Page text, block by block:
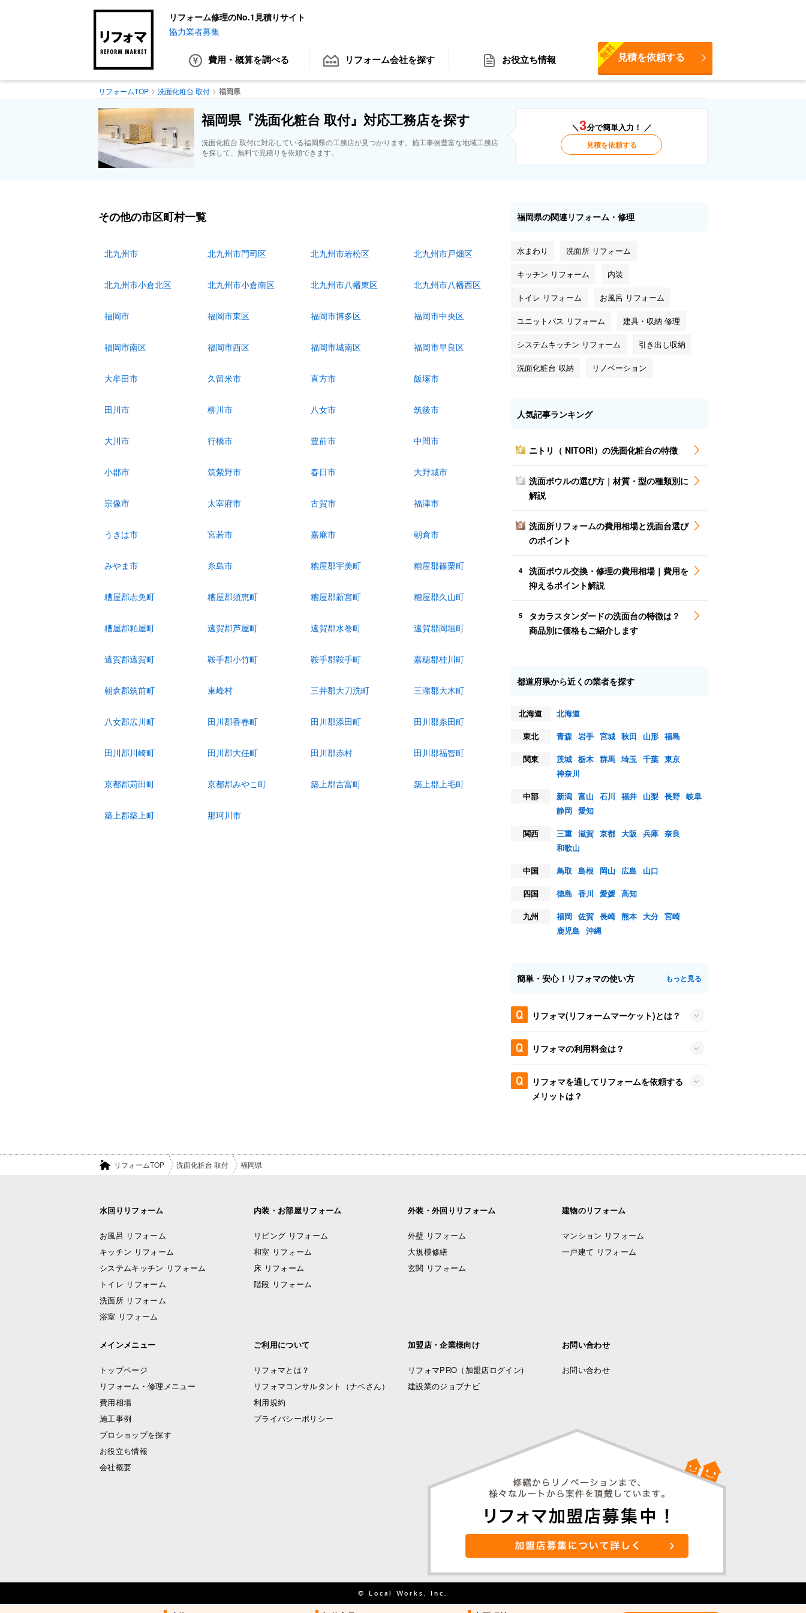
リフォーム修理のNo.1見積りサイト
協力業者募集
費用・概算を調べる リフォーム会社を探す お役立ち情報 見積を依頼する
無料
リフォームTOP 洗面化粧台 取付 福岡県
福岡県『洗面化粧台 取付』対応工務店を探す
洗面化粧台 取付に対応している福岡県の工務店が見つかります。施工事例豊富な地域工務店
を探して、無料で見積りを依頼できます。
＼3分で簡単入力！ ／
見積を依頼する
その他の市区町村一覧
北九州市 北九州市門司区 北九州市若松区 北九州市戸畑区
北九州市小倉北区 北九州市小倉南区 北九州市八幡東区 北九州市八幡西区
福岡市 福岡市東区 福岡市博多区 福岡市中央区
福岡市南区 福岡市西区 福岡市城南区 福岡市早良区
大牟田市 久留米市 直方市 飯塚市
田川市 柳川市 八女市 筑後市
大川市 行橋市 豊前市 中間市
小郡市 筑紫野市 春日市 大野城市
宗像市 太宰府市 古賀市 福津市
うきは市 宮若市 嘉麻市 朝倉市
みやま市 糸島市 糟屋郡宇美町 糟屋郡篠栗町
糟屋郡志免町 糟屋郡須恵町 糟屋郡新宮町 糟屋郡久山町
糟屋郡粕屋町 遠賀郡芦屋町 遠賀郡水巻町 遠賀郡岡垣町
遠賀郡遠賀町 鞍手郡小竹町 鞍手郡鞍手町 嘉穂郡桂川町
朝倉郡筑前町 東峰村 三井郡大刀洗町 三潴郡大木町
八女郡広川町 田川郡香春町 田川郡添田町 田川郡糸田町
田川郡川崎町 田川郡大任町 田川郡赤村 田川郡福智町
京都郡苅田町 京都郡みやこ町 築上郡吉富町 築上郡上毛町
築上郡築上町 那珂川市
福岡県の関連リフォーム・修理
水まわり 洗面所 リフォーム
キッチン リフォーム 内装
トイレ リフォーム お風呂 リフォーム
ユニットバス リフォーム 建具・収納 修理
システムキッチン リフォーム 引き出し収納
洗面化粧台 収納 リノベーション
人気記事ランキング
1 ニトリ（ NITORI）の洗面化粧台の特徴
2
洗面ボウルの選び方｜材質・型の種類別に
解説
3
洗面所リフォームの費用相場と洗面台選び
のポイント
4
洗面ボウル交換・修理の費用相場｜費用を
抑えるポイント解説
5
タカラスタンダードの洗面台の特徴は？
商品別に価格もご紹介します
都道府県から近くの業者を探す
北海道
北海道
東北
青森 岩手 宮城 秋田 山形 福島
関東
茨城 栃木 群馬 埼玉 千葉 東京
神奈川
中部
新潟 富山 石川 福井 山梨 長野 岐阜
静岡 愛知
関西
三重 滋賀 京都 大阪 兵庫 奈良
和歌山
中国
鳥取 島根 岡山 広島
山口
四国
徳島 香川 愛媛 高知
九州
福岡 佐賀 長崎 熊本 大分 宮崎
鹿児島 沖縄
簡単・安心！リフォマの使い方 もっと見る
リフォマ(リフォームマーケット)とは？
リフォマの利用料金は？
リフォマを通してリフォームを依頼する
メリットは？
リフォームTOP 洗面化粧台 取付 福岡県
水回りリフォーム
お風呂 リフォーム
キッチン リフォーム
システムキッチン リフォーム
トイレ リフォーム
洗面所 リフォーム
浴室 リフォーム
内装・お部屋リフォーム
リビング リフォーム
和室 リフォーム
床 リフォーム
階段 リフォーム
外装・外回りリフォーム
外壁 リフォーム
大規模修繕
玄関 リフォーム
建物のリフォーム
マンション リフォーム
一戸建て リフォーム
メインメニュー
トップページ
リフォーム・修理メニュー
費用相場
施工事例
プロショップを探す
お役立ち情報
会社概要
ご利用について
リフォマとは？
リフォマコンサルタント（ナベさん）
利用規約
プライバシーポリシー
加盟店・企業様向け
リフォマPRO （加盟店ログイン)
建設業のジョブナビ
お問い合わせ
お問い合わせ
© Local Works, Inc.